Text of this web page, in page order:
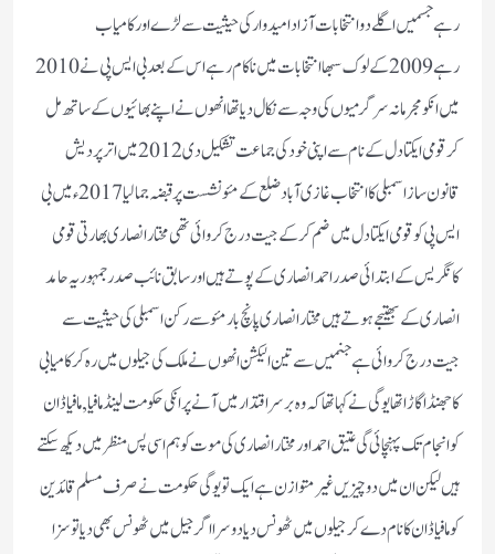
رہے جسمیں اگلے دو انتخابات آزاد امیدوار کی حیثیت سے لڑے اور کامیاب
رہے 2009کے لوک سبھا انتخابات میں ناکام رہے اس کے بعد بی ایس پی نے 2010
میں انکو مجرمانہ سرگرمیوں کی وجہ سے نکال دیا تھا انھوں نے اپنے بھائیوں کے ساتھ مل
کر قومی ایکتا دل کے نام سے اپنی خود کی جماعت تشکیل دی 2012 میں اترپردیش
قانون ساز اسمبلی کا انتخاب غازی آباد ضلع کے مئو نشست پر قبضہ جمالیا 2017ء میں بی
ایس پی کو قومی ایکتا دل میں ضم کرکے جیت درج کروائی تھی مختار انصاری بھارتی قومی
کانگریس کے ابتدائی صدر احمد انصاری کے پوتے ہیں اور سابق نائب صدر جمہوریہ حامد
انصاری کے بھتیجے ہوتے ہیں مختار انصاری پانچ بار مئو سے رکن اسمبلی کی حیثیت سے
جیت درج کروائی ہے جنمیں سے تین الیکشن انھوں نے ملک کی جیلوں میں رہ کر کامیابی
کا جھنڈا گاڑا تھا یوگی نے کہا تھا کہ وہ برسر اقتدار میں آنے پر انکی حکومت لینڈ مافیا, مافیا ڈان
کو انجام تک پہنچائی گی عتیق احمد اور مختار انصاری کی موت کو ہم اسی پس منظر میں دیکھ سکتے
ہیں لیکن ان میں دو چیزیں غیر متوازن ہے ایک تو یوگی حکومت نے صرف مسلم قائدین
کو مافیا ڈان کا نام دے کر جیلوں میں ٹھونس دیا دوسرا اگر جیل میں ٹھونس بھی دیا تو سزا